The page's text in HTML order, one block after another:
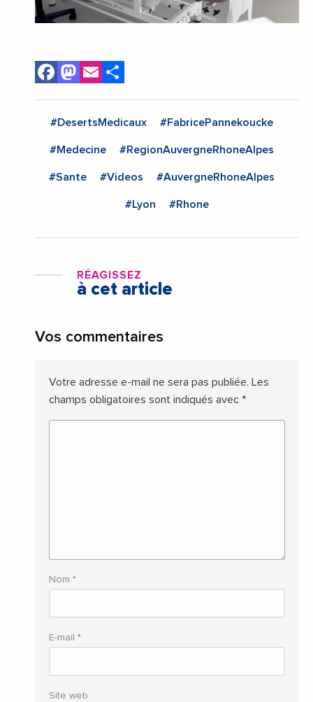
Facebook
Mastodon
Email
#DesertsMedicaux #FabricePannekoucke
#Medecine #RegionAuvergneRhoneAlpes
#Sante #Videos #AuvergneRhoneAlpes
#Lyon #Rhone
RÉAGISSEZ
à cet article
Vos commentaires
Votre adresse e-mail ne sera pas publiée. Les
champs obligatoires sont indiqués avec *
Nom *
E-mail *
Site web